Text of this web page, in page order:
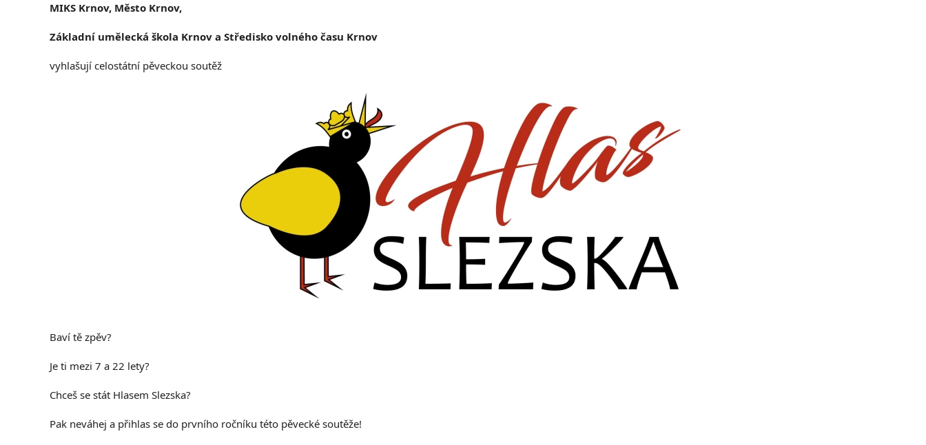
MIKS Krnov, Město Krnov,
Základní umělecká škola Krnov a Středisko volného času Krnov
vyhlašují celostátní pěveckou soutěž
Baví tě zpěv?
Je ti mezi 7 a 22 lety?
Chceš se stát Hlasem Slezska?
Pak neváhej a přihlas se do prvního ročníku této pěvecké soutěže!